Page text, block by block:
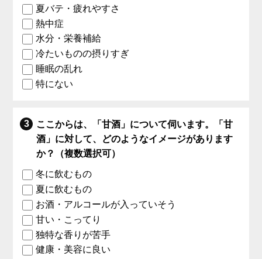
夏バテ・疲れやすさ
熱中症
水分・栄養補給
冷たいものの摂りすぎ
睡眠の乱れ
特にない
ここからは、「甘酒」について伺います。「甘
酒」に対して、どのようなイメージがあります
か？（複数選択可）
冬に飲むもの
夏に飲むもの
お酒・アルコールが入っていそう
甘い・こってり
独特な香りが苦手
健康・美容に良い